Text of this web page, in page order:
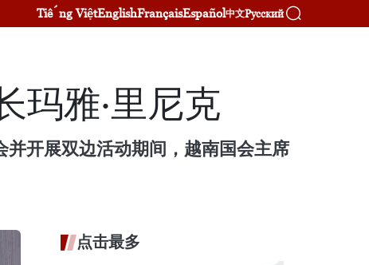
Tiếng ViệtEnglishFrançaisEspañol中文Русский
玛雅·里尼克
开展双边活动期间，越南国会主席
点击最多